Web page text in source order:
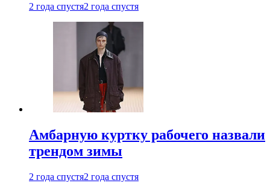
2 года спустя2 года спустя
Амбарную куртку рабочего назвали
трендом зимы
2 года спустя2 года спустя